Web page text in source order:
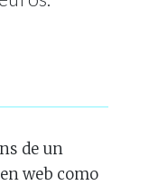
de un
web como